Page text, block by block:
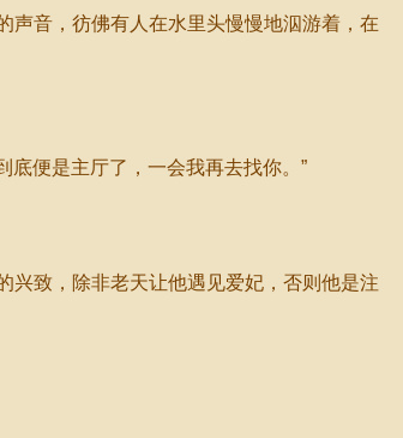
音，彷佛有人在水里头慢慢地泅游着，在
便是主厅了，一会我再去找你。”
致，除非老天让他遇见爱妃，否则他是注